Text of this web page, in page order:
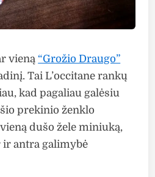
vieną“Grožio Draugo”
Tai L’occitane rankų
kad pagaliau galėsiu
prekinio ženklo
dušo žele miniuką,
ir antra galimybė